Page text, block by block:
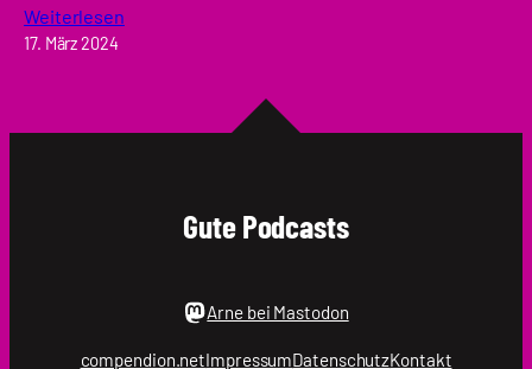
Weiterlesen
17. März 2024
Gute Podcasts
Arne bei Mastodon
compendion.netImpressumDatenschutzKontakt